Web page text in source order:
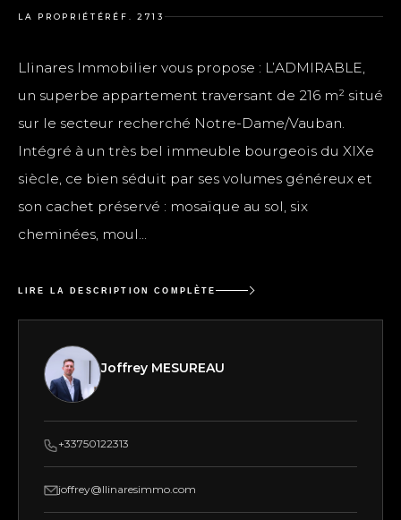
LA PROPRIÉTÉ RÉF. 2713
Llinares Immobilier vous propose : L’ADMIRABLE,
un superbe appartement traversant de 216 m² situé
sur le secteur recherché Notre-Dame/Vauban.
Intégré à un très bel immeuble bourgeois du XIXe
siècle, ce bien séduit par ses volumes généreux et
son cachet préservé : mosaïque au sol, six
cheminées, moul...
LIRE LA DESCRIPTION COMPLÈTE
Joffrey MESUREAU
+33750122313
joffrey@llinaresimmo.com